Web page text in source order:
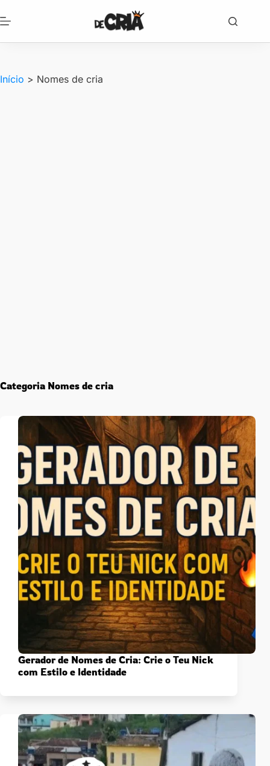
para
conteúdo
Início > Nomes de cria
Categoria Nomes de cria
Gerador de Nomes de Cria: Crie o Teu Nick
com Estilo e Identidade